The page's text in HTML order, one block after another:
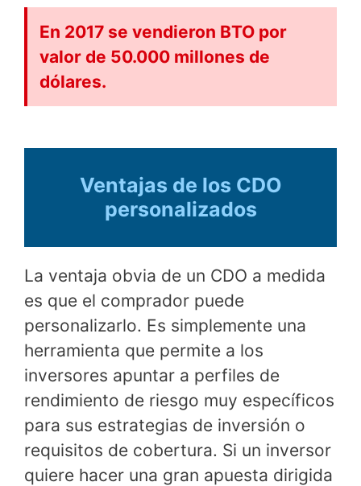
En 2017 se vendieron BTO por
valor de 50.000 millones de
dólares.
Ventajas de los CDO
personalizados
La ventaja obvia de un CDO a medida
es que el comprador puede
personalizarlo. Es simplemente una
herramienta que permite a los
inversores apuntar a perfiles de
rendimiento de riesgo muy específicos
para sus estrategias de inversión o
requisitos de cobertura. Si un inversor
quiere hacer una gran apuesta dirigida